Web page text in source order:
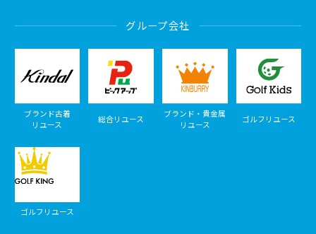
グループ会社
ブランド古着
リユース
総合リユース
ブランド・貴金属
リユース
ゴルフリユース
ゴルフリユース